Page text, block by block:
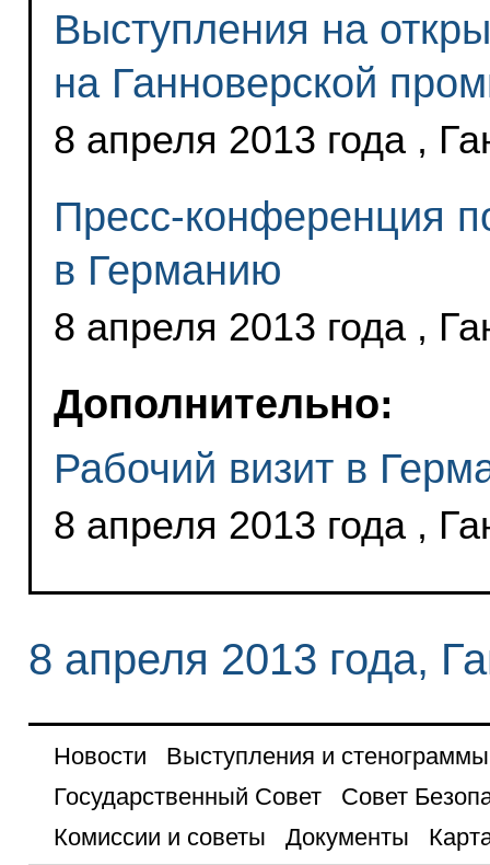
Выступления на
на Ганноверской
8 апреля 2013 года ,
Пресс-конференция
в Германию
8 апреля 2013 года ,
Дополнительно:
Рабочий визит в
8 апреля 2013 года ,
8 апреля 2013 года,
Новости
Выступления и стенограммы
Государственный Совет
Совет
Комиссии и советы
Документы